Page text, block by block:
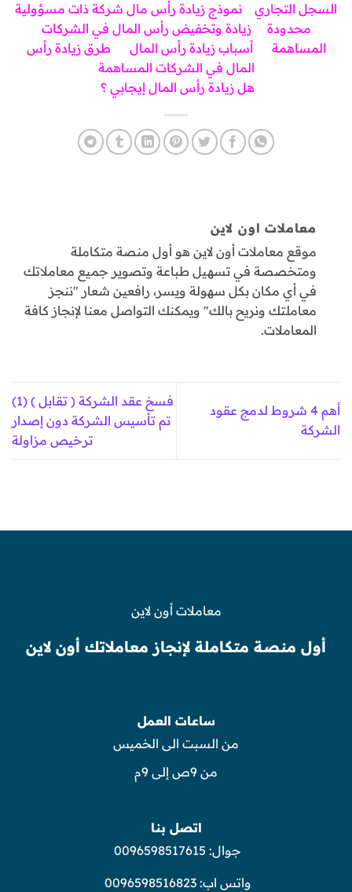
السجل التجاري
نموذج زيادة رأس مال شركة ذات مسؤولية
محدودة زيادة وتخفيض رأس المال في الشركات
المساهمة
أسباب زيادة رأس المال
طرق زيادة رأس
المال في الشركات المساهمة
هل زيادة رأس المال إيجابي ؟
معاملات اون لاين
موقع معاملات أون لاين هو أول منصة متكاملة
ومتخصصة في تسهيل طباعة وتصوير جميع معاملاتك
في أي مكان بكل سهولة ويسر، رافعين شعار "ننجز
معاملتك ونريح بالك" ويمكنك التواصل معنا لإنجاز كافة
المعاملات.
أهم 4 شروط لدمج عقود
الشركة
فسخ عقد الشركة ( تقابل ) (1)
تم تأسيس الشركة دون إصدار
ترخيص مزاولة
معاملات أون لاين
أول منصة متكاملة لإنجاز معاملاتك أون لاين
ساعات العمل
من السبت الى الخميس
من 9ص إلى 9م
اتصل بنا
جوال: 0096598517615
واتس اب:0096598516823